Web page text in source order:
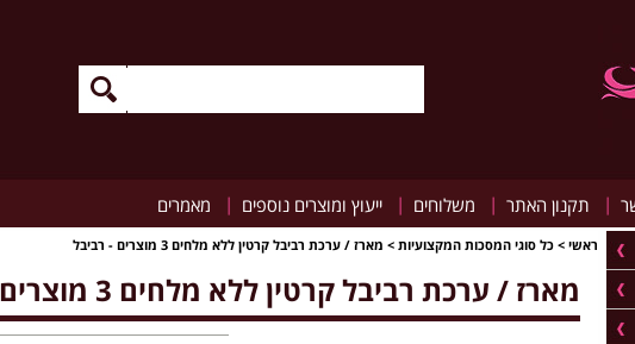
| תקנון האתר | משלוחים | ייעוץ ומוצרים נוספים | מאמרים
ראשי > כל סוגי המסכות המקצועיות > מארז / ערכת רביבל קרטין ללא מלחים 3 מוצרים - רביבל
מארז / ערכת רביבל קרטין ללא מלחים 3 מוצרים - רביבל